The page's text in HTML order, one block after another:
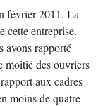
février 2011. La
cette entreprise.
avons rapporté
moitié des ouvriers
aux cadres
moins de quatre